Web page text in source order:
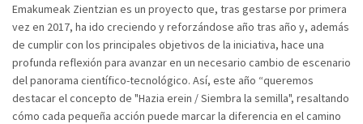
Emakumeak Zientzian es un proyecto que, tras gestarse por primera
vez en 2017, ha ido creciendo y reforzándose año tras año y, además
de cumplir con los principales objetivos de la iniciativa, hace una
profunda reflexión para avanzar en un necesario cambio de escenario
del panorama científico-tecnológico. Así, este año “queremos
destacar el concepto de "Hazia erein / Siembra la semilla", resaltando
cómo cada pequeña acción puede marcar la diferencia en el camino